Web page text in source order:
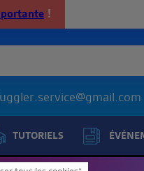
!
TUTORIELS